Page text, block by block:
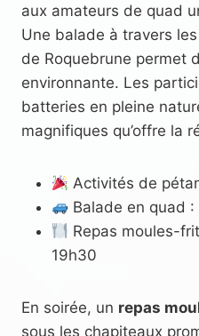
aux amateurs de quad
Une balade à travers
de Roquebrune permet
environnante. Les
batteries en pleine
magnifiques qu’offre la
Activités de
Balade en quad
Repas moules-
19h30
En soirée, un repas
sous les chapiteaux